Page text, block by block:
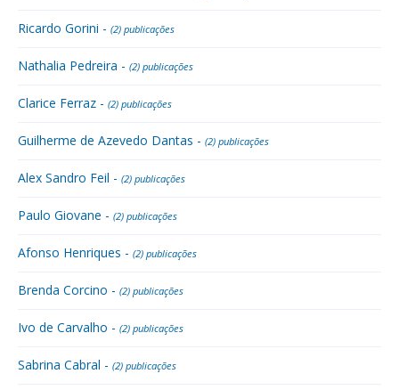
Ricardo Gorini - (2) publicações
Nathalia Pedreira - (2) publicações
Clarice Ferraz - (2) publicações
Guilherme de Azevedo Dantas - (2) publicações
Alex Sandro Feil - (2) publicações
Paulo Giovane - (2) publicações
Afonso Henriques - (2) publicações
Brenda Corcino - (2) publicações
Ivo de Carvalho - (2) publicações
Sabrina Cabral - (2) publicações